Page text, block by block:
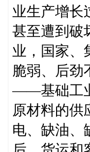
业生产增长
甚至遭到破
业，国家、
脆弱、后劲
——基础工
原材料的供
电、缺油、